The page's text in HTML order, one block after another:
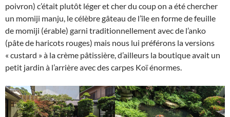
poivron) c’était plutôt léger et cher du coup on a été chercher
un momiji manju, le célèbre gâteau de l’île en forme de feuille
de momiji (érable) garni traditionnellement avec de l’anko
(pâte de haricots rouges) mais nous lui préférons la versions
« custard » à la crème pâtissière, d’ailleurs la boutique avait un
petit jardin à l’arrière avec des carpes Koï énormes.